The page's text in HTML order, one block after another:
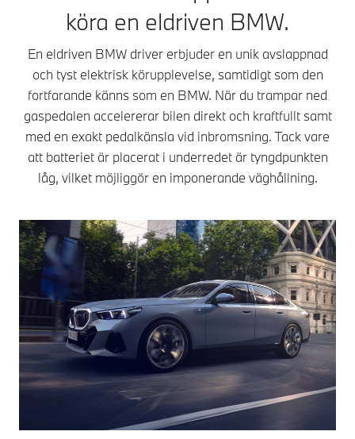
rotorn att rotera
statorns magnetfält
i exakt samma
hastighet, därav
namnet
synkronmotor.
motortyp genereras
rotorns magnetfält
ström. Elmotorn
överför den
resulterande
rotationen till hjulen
via en 1-växlad
växellåda. Baserat
på WLTP-körcykeln
är elmotorns
verkningsgrad mer
än tre gånger högre
än en
BMW:s elbilar
med andra
motortyper har
SSM-motorer
effektiv prestanda
och accelererar
bra även vid högre
hastigheter. Det är
praktiskt när du vill
köra om på
motorvägen. SSM-
Eftersom de
magnetiserar
rotorn med ström
arbetar de med
optimal
verkningsgrad eller
beroende på
situationen.
köra en eldriven BMW.
En eldriven BMW driver erbjuder en unik avslappnad
och tyst elektrisk körupplevelse, samtidigt som den
fortfarande känns som en BMW. När du trampar ned
gaspedalen accelererar bilen direkt och kraftfullt samt
med en exakt pedalkänsla vid inbromsning. Tack vare
att batteriet är placerat i underredet är tyngdpunkten
låg, vilket möjliggör en imponerande väghållning.